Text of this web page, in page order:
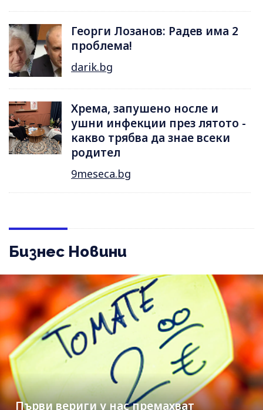
Георги Лозанов: Радев има 2
проблема!
darik.bg
Хрема, запушено носле и
ушни инфекции през лятотo -
какво трябва да знае всеки
родител
9meseca.bg
Бизнес Новини
Първи вериги у нас премахват